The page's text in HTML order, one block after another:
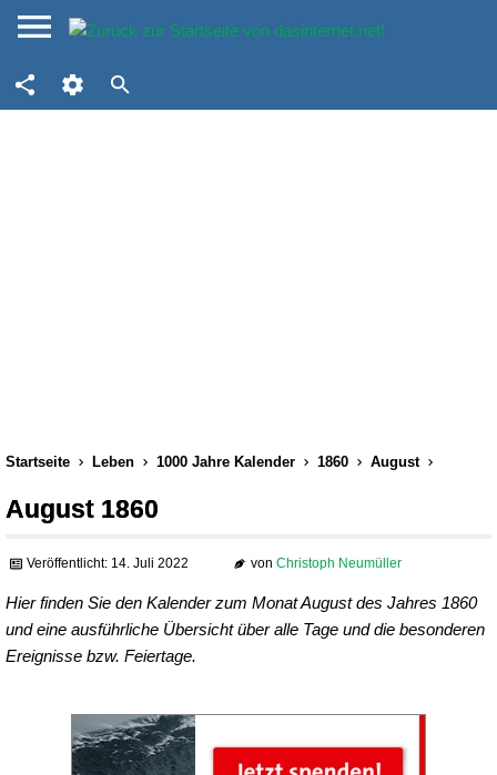
Startseite Leben 1000 Jahre Kalender 1860 August
August 1860
Veröffentlicht: 14. Juli 2022 von Christoph Neumüller
Hier finden Sie den Kalender zum Monat August des Jahres 1860
und eine ausführliche Übersicht über alle Tage und die besonderen
Ereignisse bzw. Feiertage.